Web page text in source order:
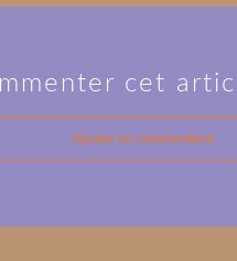
cet
Ajouter un commentaire